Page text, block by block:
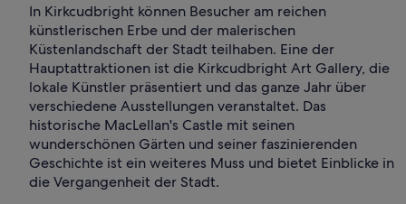
In Kirkcudbright können Besucher am reichen
künstlerischen Erbe und der malerischen
Küstenlandschaft der Stadt teilhaben. Eine der
Hauptattraktionen ist die Kirkcudbright Art Gallery, die
lokale Künstler präsentiert und das ganze Jahr über
verschiedene Ausstellungen veranstaltet. Das
historische MacLellan's Castle mit seinen
wunderschönen Gärten und seiner faszinierenden
Geschichte ist ein weiteres Muss und bietet Einblicke in
die Vergangenheit der Stadt.